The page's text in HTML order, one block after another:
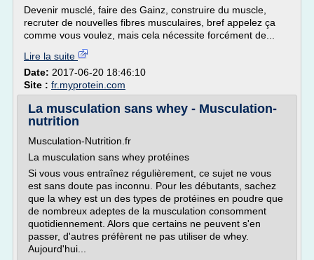
Devenir musclé, faire des Gainz, construire du muscle,
recruter de nouvelles fibres musculaires, bref appelez ça
comme vous voulez, mais cela nécessite forcément de...
Lire la suite
Date: 2017-06-20 18:46:10
Site : fr.myprotein.com
La musculation sans whey - Musculation-
nutrition
Musculation-Nutrition.fr
La musculation sans whey protéines
Si vous vous entraînez régulièrement, ce sujet ne vous
est sans doute pas inconnu. Pour les débutants, sachez
que la whey est un des types de protéines en poudre que
de nombreux adeptes de la musculation consomment
quotidiennement. Alors que certains ne peuvent s'en
passer, d'autres préfèrent ne pas utiliser de whey.
Aujourd'hui...